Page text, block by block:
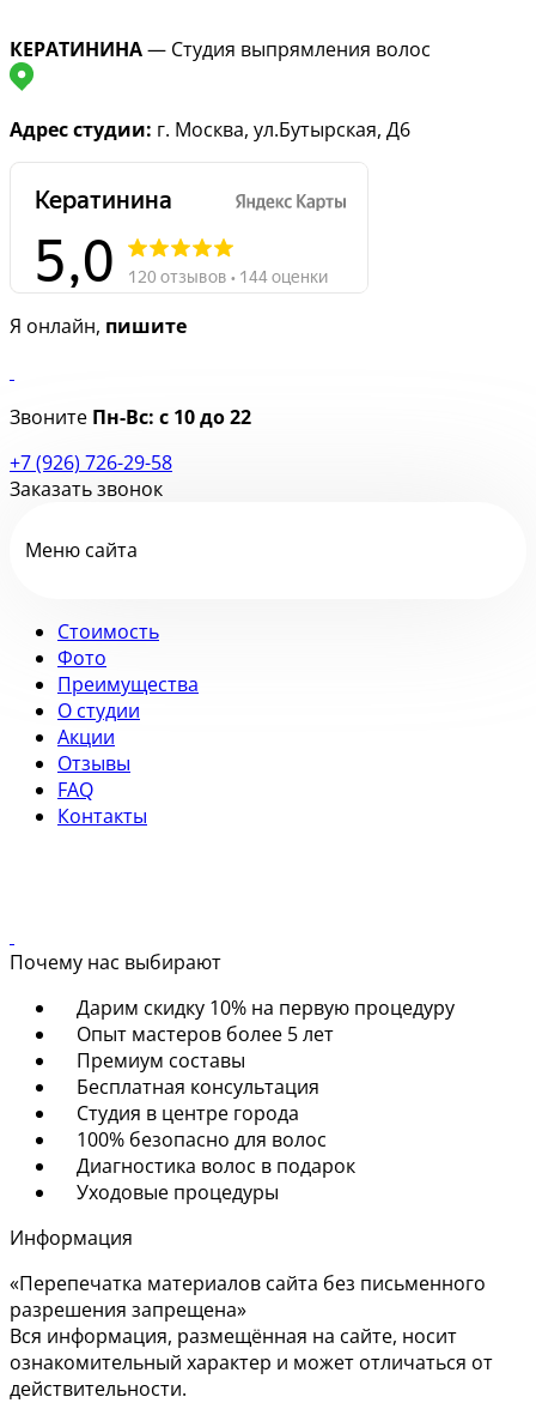
КЕРАТИНИНА— Студия выпрямления волос
Адрес студии: г. Москва, ул.Бутырская, Д6
Я онлайн, пишите
Звоните Пн-Вс: с 10 до 22
+7 (926) 726-29-58
Заказать звонок
Меню сайта
Стоимость
Фото
Преимущества
О студии
Акции
Отзывы
FAQ
Контакты
Почему нас выбирают
Дарим скидку 10% на первую процедуру
Опыт мастеров более 5 лет
Премиум составы
Бесплатная консультация
Студия в центре города
100% безопасно для волос
Диагностика волос в подарок
Уходовые процедуры
Информация
«Перепечатка материалов сайта без письменного
разрешения запрещена»
Вся информация, размещённая на сайте, носит
ознакомительный характер и может отличаться от
действительности.